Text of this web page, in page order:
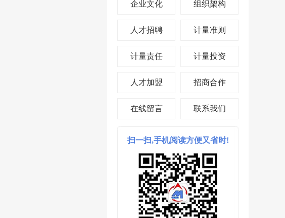
企业文化 组织架构
人才招聘 计量准则
计量责任 计量投资
人才加盟 招商合作
在线留言 联系我们
扫一扫,手机阅读方便又省时!